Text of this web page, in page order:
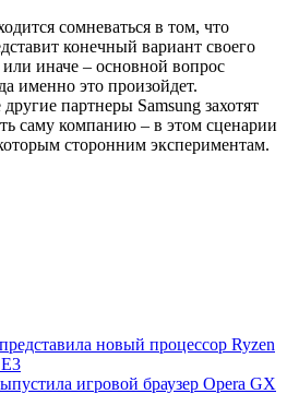
сомневаться в том, что
конечный вариант своего
или иначе – основной вопрос
именно это произойдет.
партнеры Samsung захотят
саму компанию – в этом сценарии
сторонним экспериментам.
новый процессор Ryzen
игровой браузер Opera GX